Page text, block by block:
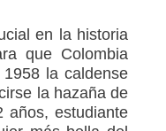
en la historia
que Colombia
la caldense
la hazaña de
años, estudiante